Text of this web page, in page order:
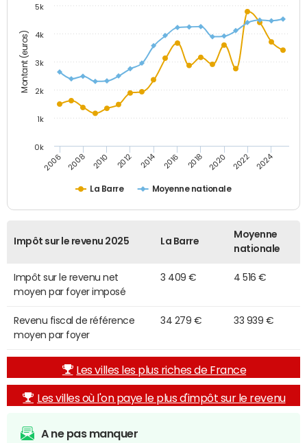
Montant (euros)
La Barre Moyenne nationale
2006 2008 2010 2012 2014 2016 2018 2020 2022 2024
0k
1k
2k
3k
4k
5k
Impôt sur le revenu 2025 La Barre
Moyenne
nationale
Impôt sur le revenu net
moyen par foyer imposé
3 409 € 4 516 €
Revenu fiscal de référence
moyen par foyer
34 279 € 33 939 €
Les villes les plus riches de France
Les villes où l'on paye le plus d'impôt sur le revenu
A ne pas manquer